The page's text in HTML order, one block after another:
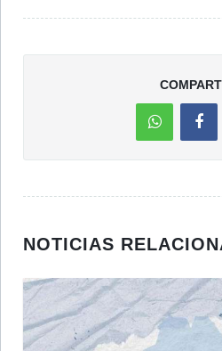
NOTICIAS